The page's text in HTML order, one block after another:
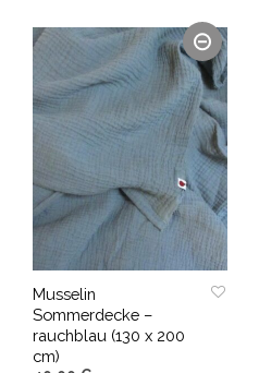
WEITERLESEN
Musselin
Sommerdecke –
rauchblau (130 x 200
cm)